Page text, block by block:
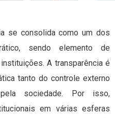
se consolida como um dos
sendo elemento de
A transparência é
tanto do controle externo
sociedade. Por isso,
em várias esferas